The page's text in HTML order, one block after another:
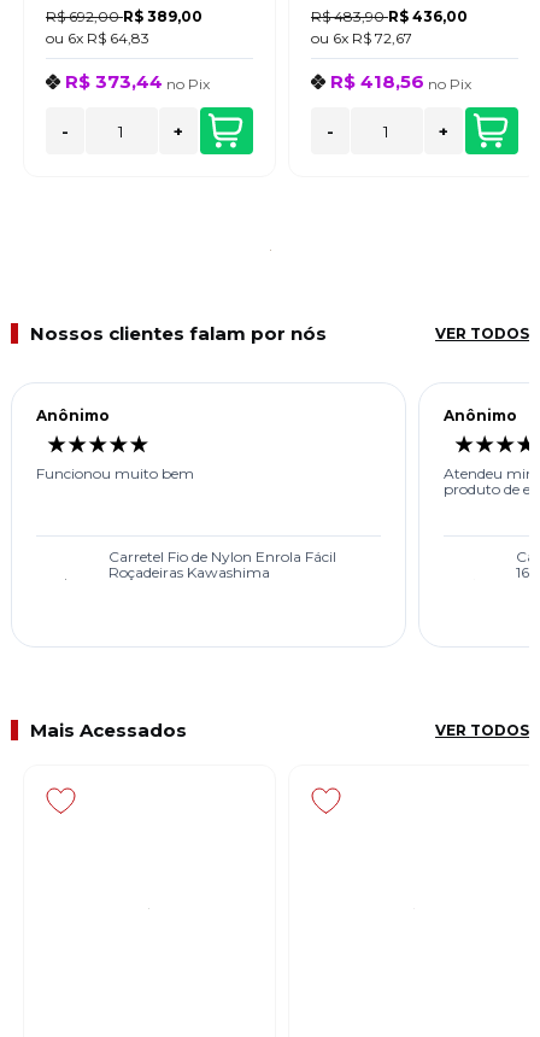
R$ 692,00R$ 389,00
ou 6x R$ 64,83
R$ 373,44 no Pix
- +
R$ 483,90R$ 436,00
ou 6x R$ 72,67
R$ 418,56 no Pix
- +
Nossos clientes falam por nós VER TODOS
Anônimo
Funcionou muito bem
Carretel Fio de Nylon Enrola Fácil
Roçadeiras Kawashima
Anônimo
Atendeu
produto de
Mais Acessados VER TODOS